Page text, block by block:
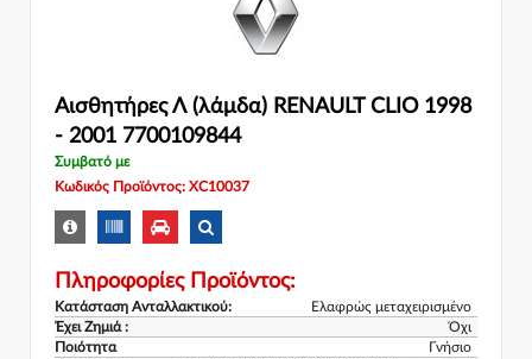
Αισθητήρες Λ (λάμδα) RENAULT CLIO 1998
- 2001 7700109844
Συμβατό με
Κωδικός Προϊόντος: XC10037
Πληροφορίες Προϊόντος:
Κατάσταση Ανταλλακτικού:
Ελαφρώς μεταχειρισμένο
Έχει Ζημιά :
Όχι
Ποιότητα
Γνήσιο